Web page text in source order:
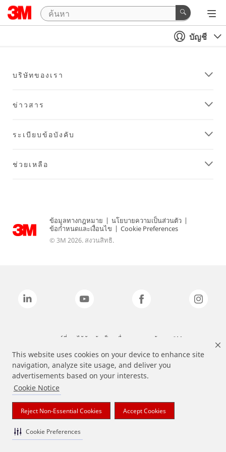
This website uses cookies on your device to enhance site
navigation, analyze site usage, and deliver you
advertisements based on your interests.
Cookie Notice
Reject Non-Essential Cookies Accept Cookies
Cookie Preferences
บัญชี
บริษัทของเรา
ข่าวสาร
ระเบียบข้อบังคับ
ช่วยเหลือ
ข้อมูลทางกฎหมาย | นโยบายความเป็นส่วนตัว |
ข้อกำหนดและเงื่อนไข | Cookie Preferences
© 3M 2026. สงวนสิทธิ.
แบรนด์ที่ระบุไว้ข้างต้นเป็นเครื่องหมายการค้าของ 3M